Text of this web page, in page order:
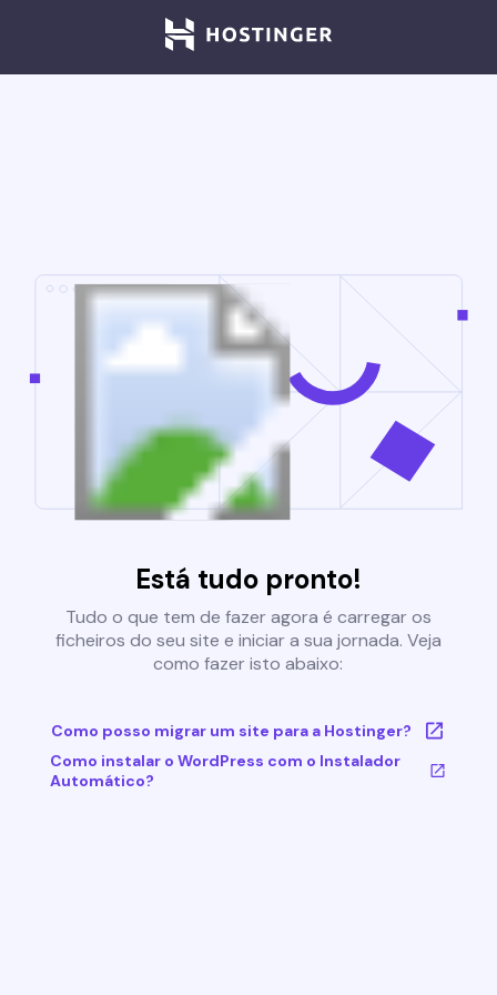
Está tudo pronto!
Tudo o que tem de fazer agora é carregar os
ficheiros do seu site e iniciar a sua jornada. Veja
como fazer isto abaixo:
Como posso migrar um site para a Hostinger?
Como instalar o WordPress com o Instalador
Automático?